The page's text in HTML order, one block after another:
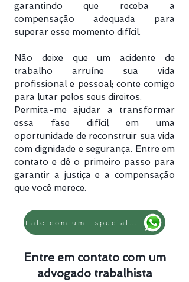
garantindo que receba a
compensação adequada para
superar esse momento difícil.
Não deixe que um acidente de
trabalho arruíne sua vida
profissional e pessoal; conte comigo
para lutar pelos seus direitos.
Permita-me ajudar a transformar
essa fase difícil em uma
oportunidade de reconstruir sua vida
com dignidade e segurança. Entre em
contato e dê o primeiro passo para
garantir a justiça e a compensação
que você merece.
Entre em contato com um
advogado trabalhista